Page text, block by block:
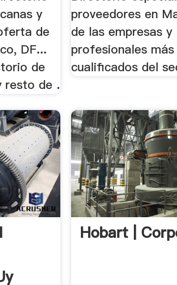
y
de
DF...
de
resto de .
proveedores en
de las empresas y
profesionales más
cualificados del
Hobart |